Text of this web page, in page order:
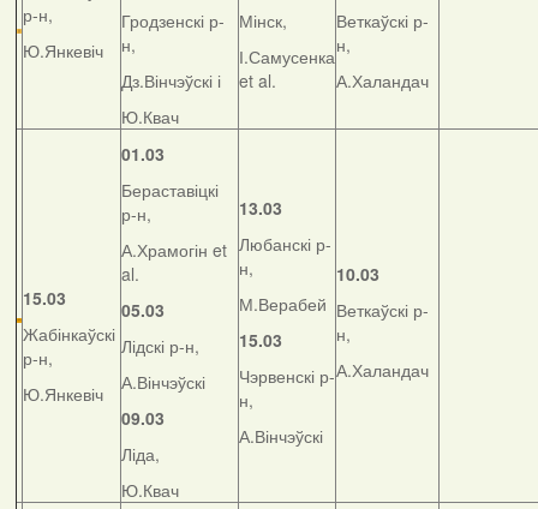
р-н,
Ю.Янкевіч
Гродзенскі р-
н,
Дз.Вінчэўскі і
Ю.Квач
Мінск,
І.Самусенка
et al.
Веткаўскі р-
н,
А.Халандач
15.03
Жабінкаўскі
р-н,
Ю.Янкевіч
01.03
Бераставіцкі
р-н,
А.Храмогін et
al.
05.03
Лідскі р-н,
А.Вінчэўскі
09.03
Ліда,
Ю.Квач
13.03
Любанскі р-
н,
М.Верабей
15.03
Чэрвенскі р-
н,
А.Вінчэўскі
10.03
Веткаўскі р-
н,
А.Халандач